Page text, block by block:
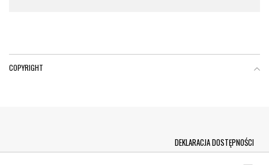
COPYRIGHT
DEKLARACJA DOSTĘPNOŚCI